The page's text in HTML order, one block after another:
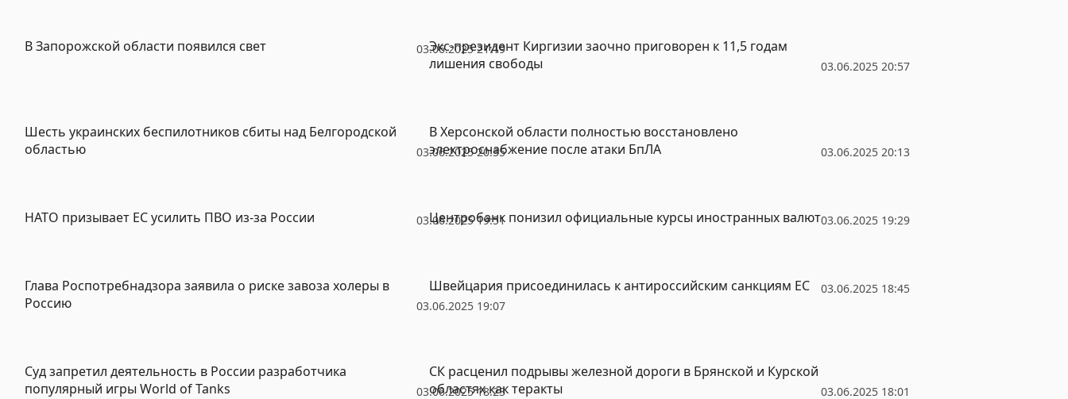
03.06.2025 21:19
В Запорожской области появился свет
03.06.2025 20:57
Экс-президент Киргизии заочно приговорен к 11,5 годам
лишения свободы
03.06.2025 20:35
Шесть украинских беспилотников сбиты над Белгородской
областью
03.06.2025 20:13
В Херсонской области полностью восстановлено
электроснабжение после атаки БпЛА
03.06.2025 19:51
НАТО призывает ЕС усилить ПВО из-за России 03.06.2025 19:29
Центробанк понизил официальные курсы иностранных валют
03.06.2025 19:07
Глава Роспотребнадзора заявила о риске завоза холеры в
Россию
03.06.2025 18:45
Швейцария присоединилась к антироссийским санкциям ЕС
03.06.2025 18:23
Суд запретил деятельность в России разработчика
популярный игры World of Tanks
03.06.2025 18:01
СК расценил подрывы железной дороги в Брянской и Курской
областях как теракты